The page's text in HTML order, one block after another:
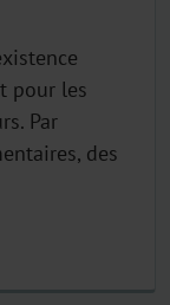
pour les
Par
des